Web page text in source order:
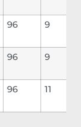
96 9
96 9
96 11